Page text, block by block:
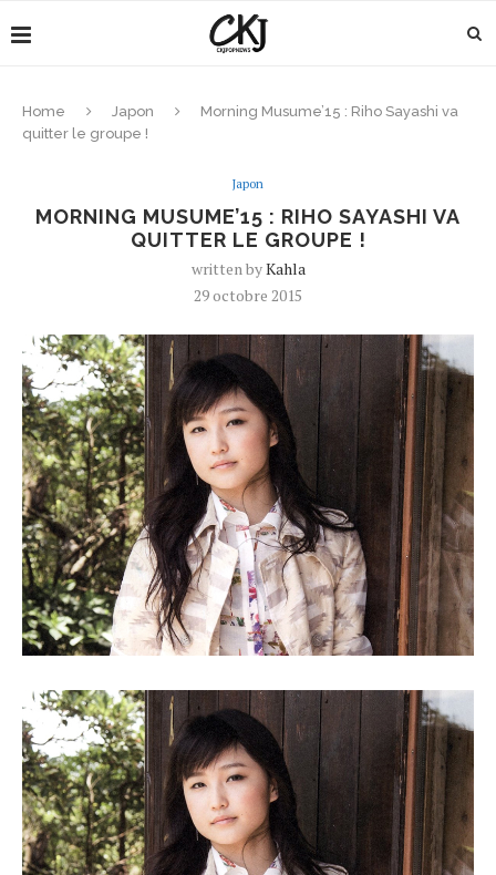
Home Japon
Morning Musume’15 : Riho Sayashi va
quitter le groupe !
Japon
MORNING MUSUME’15 : RIHO SAYASHI VA
QUITTER LE GROUPE !
written byKahla
29 octobre 2015